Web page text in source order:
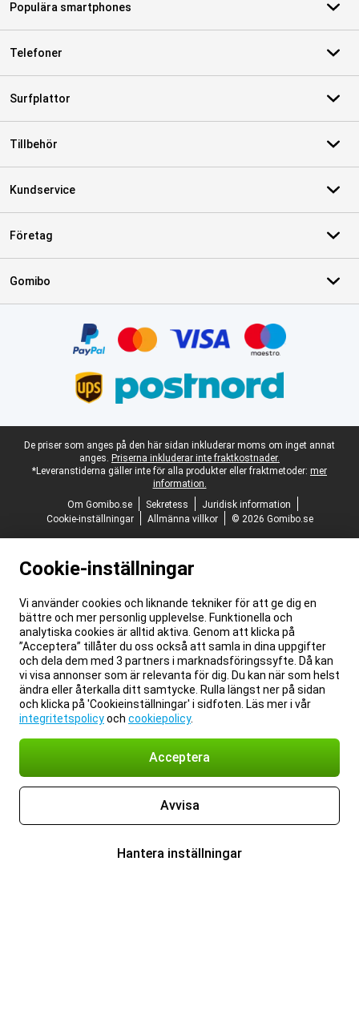
Populära smartphones
Telefoner
Surfplattor
Tillbehör
Kundservice
Företag
Gomibo
Juridisk fotnot
De priser som anges på den här sidan inkluderar moms om inget annat
anges. Priserna inkluderar inte fraktkostnader.
*Leveranstiderna gäller inte för alla produkter eller fraktmetoder: mer
information.
Om Gomibo.se
Sekretess
Juridisk information
Cookie-inställningar
Allmänna villkor © 2026 Gomibo.se
Cookie-inställningar
Vi använder cookies och liknande tekniker för att ge dig en
bättre och mer personlig upplevelse. Funktionella och
analytiska cookies är alltid aktiva. Genom att klicka på
”Acceptera” tillåter du oss också att samla in dina uppgifter
och dela dem med 3 partners i marknadsföringssyfte. Då kan
vi visa annonser som är relevanta för dig. Du kan när som helst
ändra eller återkalla ditt samtycke. Rulla längst ner på sidan
och klicka på 'Cookieinställningar' i sidfoten. Läs mer i vår
integritetspolicyoch cookiepolicy.
Acceptera
Avvisa
Hantera inställningar